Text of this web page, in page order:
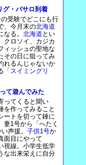
グ・バサロ到着
の受験でどこにも行
、今月末の北海道
る。 北海道 とい
クロソイ、カジカ
ィッシュの聖地な
その日に狙ってみ
れるんじゃないか
「 スイミングリ
て遊んでみた
ってくると聞い
を作ってみること
ートを切って錘に
妻1号から「へたく
声援。 子供1号か
面目にやって
視線。小学生低学
な出来栄えに自分